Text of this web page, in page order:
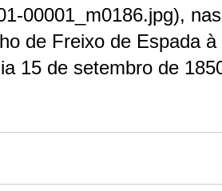
00001_m0186.jpg),
de Freixo de Espada
15 de setembro de